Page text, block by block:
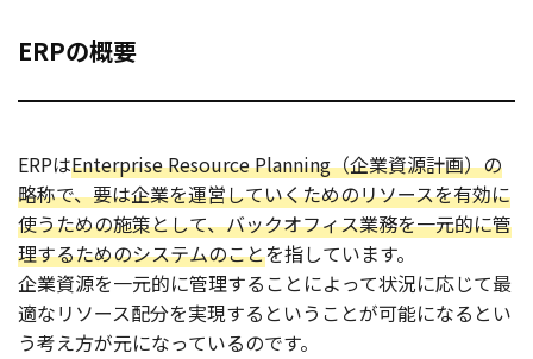
ERPの概要
ERPはEnterprise Resource Planning（企業資源計画）の
略称で、要は企業を運営していくためのリソースを有効に
使うための施策として、バックオフィス業務を一元的に管
理するためのシステムのことを指しています。
企業資源を一元的に管理することによって状況に応じて最
適なリソース配分を実現するということが可能になるとい
う考え方が元になっているのです。